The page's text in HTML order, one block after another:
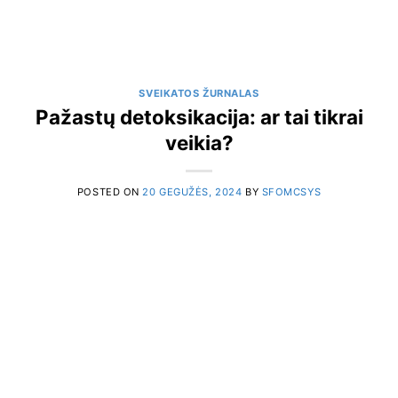
SVEIKATOS ŽURNALAS
Pažastų detoksikacija: ar tai tikrai
veikia?
POSTED ON 20 GEGUŽĖS, 2024 BY SFOMCSYS